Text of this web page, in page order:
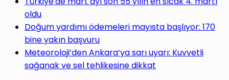
oldu
Doğum yardımı ödemeleri mayısta başlıyor: 170
bine yakın başvuru
Meteoroloji’den Ankara’ya sarı uyarı: Kuvvetli
sağanak ve sel tehlikesine dikkat